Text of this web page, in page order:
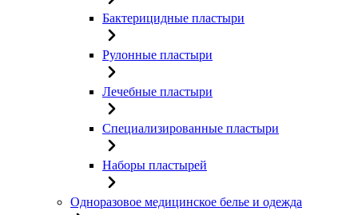
Бактерицидные пластыри
Рулонные пластыри
Лечебные пластыри
Специализированные пластыри
Наборы пластырей
Одноразовое медицинское белье и одежда